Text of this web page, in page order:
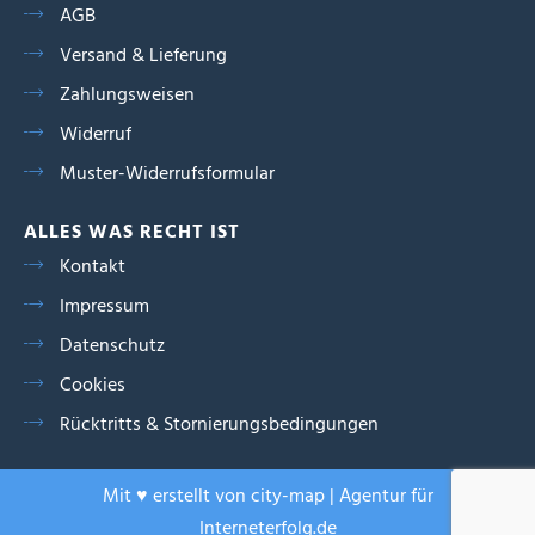
AGB
Versand & Lieferung
Zahlungsweisen
Widerruf
Muster-Widerrufsformular
ALLES WAS RECHT IST
Kontakt
Impressum
Datenschutz
Cookies
Rücktritts & Stornierungsbedingungen
Mit ♥ erstellt von city-map | Agentur für